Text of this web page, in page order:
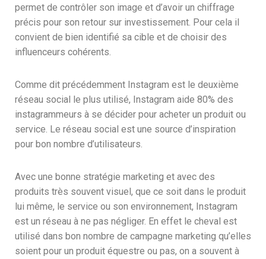
permet de contrôler son image et d’avoir un chiffrage
précis pour son retour sur investissement. Pour cela il
convient de bien identifié sa cible et de choisir des
influenceurs cohérents.
Comme dit précédemment Instagram est le deuxième
réseau social le plus utilisé, Instagram aide 80% des
instagrammeurs à se décider pour acheter un produit ou
service. Le réseau social est une source d’inspiration
pour bon nombre d’utilisateurs.
Avec une bonne stratégie marketing et avec des
produits très souvent visuel, que ce soit dans le produit
lui même, le service ou son environnement, Instagram
est un réseau à ne pas négliger. En effet le cheval est
utilisé dans bon nombre de campagne marketing qu’elles
soient pour un produit équestre ou pas, on a souvent à